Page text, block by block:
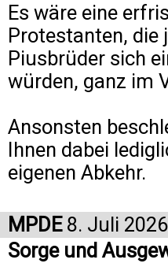
Es wäre eine
Protestanten, die
Piusbrüder sich
würden, ganz im
Ansonsten
Ihnen dabei
eigenen Abkehr.
MPDE8. Juli 2026
Sorge und